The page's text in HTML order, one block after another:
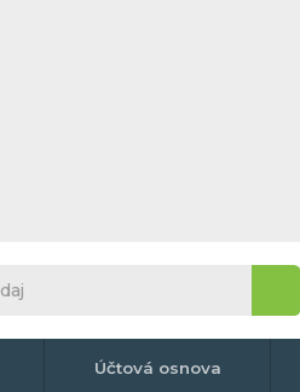
Účtová osnova